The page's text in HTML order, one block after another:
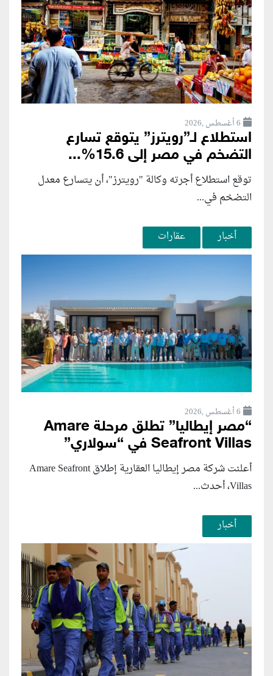
6 أغسطس ,2026
استطلاع لـ”رويترز” يتوقع تسارع
التضخم في مصر إلى 15.6%...
توقع استطلاع أجرته وكالة "رويترز"، أن يتسارع ‌معدل
التضخم في...
أخبار عقارات
6 أغسطس ,2026
“مصر إيطاليا” تطلق مرحلة Amare
Seafront Villas في “سولاري”
أعلنت شركة مصر إيطاليا العقارية إطلاق Amare Seafront
Villas، أحدث...
أخبار